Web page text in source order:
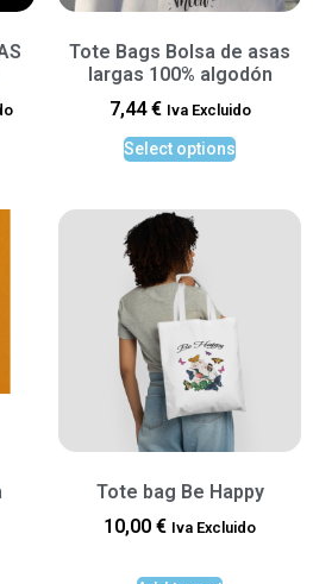
Tote Bags Bolsa de asas
largas 100% algodón
7,44€ Iva Excluido
Select options
Tote bag Be Happy
10,00 € Iva Excluido